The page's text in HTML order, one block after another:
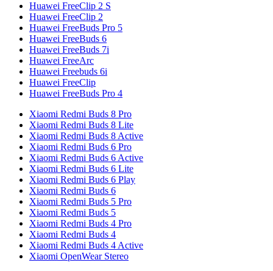
Huawei FreeClip 2 S
Huawei FreeClip 2
Huawei FreeBuds Pro 5
Huawei FreeBuds 6
Huawei FreeBuds 7i
Huawei FreeArc
Huawei Freebuds 6i
Huawei FreeClip
Huawei FreeBuds Pro 4
Xiaomi Redmi Buds 8 Pro
Xiaomi Redmi Buds 8 Lite
Xiaomi Redmi Buds 8 Active
Xiaomi Redmi Buds 6 Pro
Xiaomi Redmi Buds 6 Active
Xiaomi Redmi Buds 6 Lite
Xiaomi Redmi Buds 6 Play
Xiaomi Redmi Buds 6
Xiaomi Redmi Buds 5 Pro
Xiaomi Redmi Buds 5
Xiaomi Redmi Buds 4 Pro
Xiaomi Redmi Buds 4
Xiaomi Redmi Buds 4 Active
Xiaomi OpenWear Stereo